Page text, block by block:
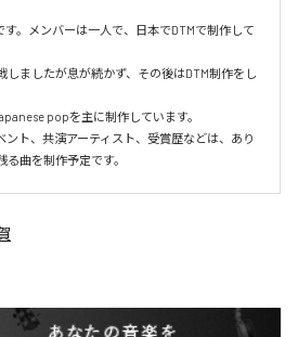
。メンバーは一人で、日本でDTMで制作して
しましたが息が続かず、その後はDTM制作をし
popを主に制作しています。
ト、共演アーティスト、受賞歴などは、あり
曲を制作予定です。